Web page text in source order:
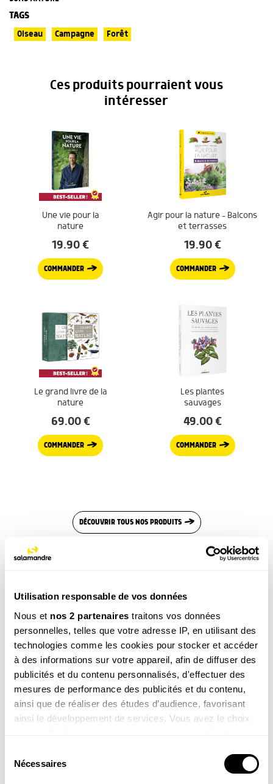
Utilisation responsable de vos données
Nous et nos 2 partenaires traitons vos données
personnelles, telles que votre adresse IP, en utilisant des
technologies comme les cookies pour stocker et accéder
à des informations sur votre appareil, afin de diffuser des
publicités et du contenu personnalisés, d'effectuer des
mesures de performance des publicités et du contenu,
ainsi que de réaliser des études d’audience, favorisant
ainsi le développement de services. Vous avez le choix
tout moment en consultant la Déclaration relative aux
cookies ou en cliquant sur l'icône de confidentialité.
Nécessaires
TAGS
Oiseau Campagne Forêt
Ces produits pourraient vous
intéresser
Une vie pour la
nature
19.90€
COMMANDER
Agir pour la nature – Balcons
et terrasses
19.90€
COMMANDER
Le grand livre de la
nature
69.00€
COMMANDER
Les plantes
sauvages
49.00€
COMMANDER
DÉCOUVRIR TOUS NOS PRODUITS
SONS NATURE
10 chants d’oiseaux faciles à reconnaître
Découvrez 10 chants d'oiseaux les plus familiers, ceux
qu’ont croisent tous les jours et qui sont proche de chez
vous. Apprenez à les identifier et à reconnaître leur
chant.
Aboiements et rut du chevreuil
Il n'y a pas que les chiens qui aboient. Le chevreuil aussi